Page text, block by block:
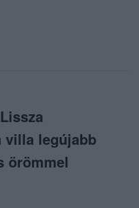
villa legújabb
örömmel